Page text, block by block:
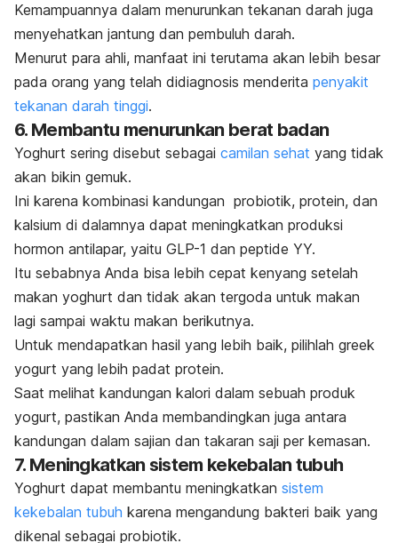
Kemampuannya dalam menurunkan tekanan darah juga
menyehatkan jantung dan pembuluh darah.
Menurut para ahli, manfaat ini terutama akan lebih besar
pada orang yang telah didiagnosis menderita penyakit
tekanan darah tinggi.
6. Membantu menurunkan berat badan
Yoghurt sering disebut sebagai camilan sehat yang tidak
akan bikin gemuk.
Ini karena kombinasi kandungan probiotik, protein, dan
kalsium di dalamnya dapat meningkatkan produksi
hormon antilapar, yaitu GLP-1 dan peptide YY.
Itu sebabnya Anda bisa lebih cepat kenyang setelah
makan yoghurt dan tidak akan tergoda untuk makan
lagi sampai waktu makan berikutnya.
Untuk mendapatkan hasil yang lebih baik, pilihlah greek
yogurt yang lebih padat protein.
Saat melihat kandungan kalori dalam sebuah produk
yogurt, pastikan Anda membandingkan juga antara
kandungan dalam sajian dan takaran saji per kemasan.
7. Meningkatkan sistem kekebalan tubuh
Yoghurt dapat membantu meningkatkan sistem
kekebalan tubuh karena mengandung bakteri baik yang
dikenal sebagai probiotik.